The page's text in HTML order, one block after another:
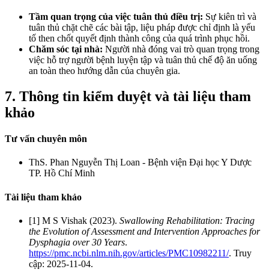
Tầm quan trọng của việc tuân thủ điều trị: Sự kiên trì và
tuân thủ chặt chẽ các bài tập, liệu pháp được chỉ định là yếu
tố then chốt quyết định thành công của quá trình phục hồi.
Chăm sóc tại nhà: Người nhà đóng vai trò quan trọng trong
việc hỗ trợ người bệnh luyện tập và tuân thủ chế độ ăn uống
an toàn theo hướng dẫn của chuyên gia.
7. Thông tin kiểm duyệt và tài liệu tham
khảo
Tư vấn chuyên môn
ThS. Phan Nguyễn Thị Loan - Bệnh viện Đại học Y Dược
TP. Hồ Chí Minh
Tài liệu tham khảo
[1] M S Vishak (2023). Swallowing Rehabilitation: Tracing
the Evolution of Assessment and Intervention Approaches for
Dysphagia over 30 Years.
https://pmc.ncbi.nlm.nih.gov/articles/PMC10982211/. Truy
cập: 2025-11-04.